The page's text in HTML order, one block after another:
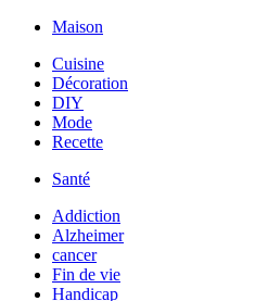
Maison
Cuisine
Décoration
DIY
Mode
Recette
Santé
Addiction
Alzheimer
cancer
Fin de vie
Handicap